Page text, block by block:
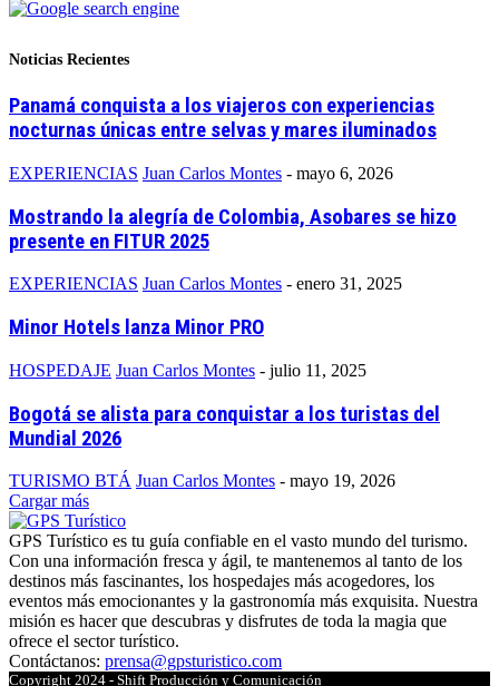
Noticias Recientes
Panamá conquista a los viajeros con experiencias
nocturnas únicas entre selvas y mares iluminados
EXPERIENCIAS Juan Carlos Montes - mayo 6, 2026
Mostrando la alegría de Colombia, Asobares se hizo
presente en FITUR 2025
EXPERIENCIAS Juan Carlos Montes - enero 31, 2025
Minor Hotels lanza Minor PRO
HOSPEDAJE Juan Carlos Montes - julio 11, 2025
Bogotá se alista para conquistar a los turistas del
Mundial 2026
TURISMO BTÁ Juan Carlos Montes - mayo 19, 2026
Cargar más
GPS Turístico es tu guía confiable en el vasto mundo del turismo.
Con una información fresca y ágil, te mantenemos al tanto de los
destinos más fascinantes, los hospedajes más acogedores, los
eventos más emocionantes y la gastronomía más exquisita. Nuestra
misión es hacer que descubras y disfrutes de toda la magia que
ofrece el sector turístico.
Contáctanos: prensa@gpsturistico.com
Copyright 2024 - Shift Producción y Comunicación